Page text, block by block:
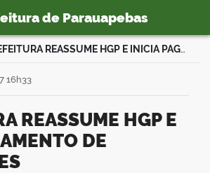
de Parauapebas
PREFEITURA REASSUME HGP E INICIA PAGAMENTO DE SERVIDORES
DE
16h33